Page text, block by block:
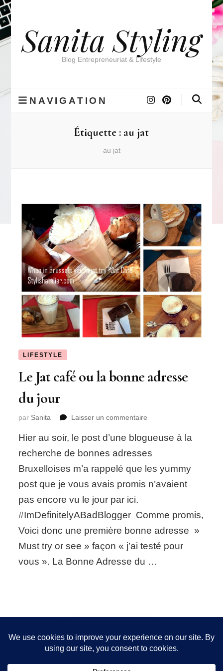
Sanita Styling
Blog Entrepreneuriat & Lifestyle
NAVIGATION
Étiquette : au jat
au jat
LIFESTYLE
Le Jat café ou la bonne adresse
du jour
par Sanita Laisser un commentaire
Jat
ou
la
bonne
jour
Hier au soir, le post d’une blogueuse à la
recherche de bonnes adresses
Bruxelloises m’a rappelé que les yummy
post que je vous avais promis n’avaient
pas encore vu le jour par ici.
#ImDefinitelyABadBlogger Comme promis,
Voici donc une première bonne adresse »
Must try or see » façon « j’ai testé pour
vous ». La Bonne Adresse du …
FOLLOW ME!
Nous utilisons des cookies pour vous garantir la meilleure
expérience sur notre site. Si vous continuez à utiliser ce
dernier, nous considérerons que vous acceptez l'utilisation des
cookies.